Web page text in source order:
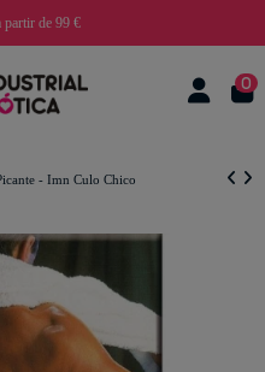
partir de 99 €
0
- Imn Culo Chico